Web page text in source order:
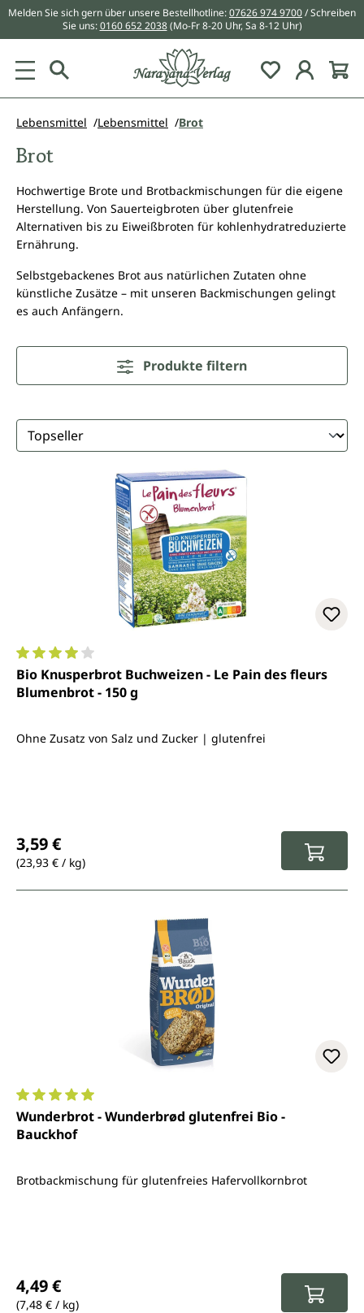
springen
Melden Sie sich gern über unsere Bestellhotline:07626 974 9700/ Schreiben
Sie uns:0160 652 2038 (Mo-Fr 8-20 Uhr, Sa 8-12 Uhr)
Du hast 0
Lebensmittel Lebensmittel Brot
Brot
Hochwertige Brote und Brotbackmischungen für die eigene
Herstellung. Von Sauerteigbroten über glutenfreie
Alternativen bis zu Eiweißbroten für kohlenhydratreduzierte
Ernährung.
Selbstgebackenes Brot aus natürlichen Zutaten ohne
künstliche Zusätze – mit unseren Backmischungen gelingt
es auch Anfängern.
Produkte filtern
Durchschnittliche Bewertung von 3.9 von 5 Sternen
Bio Knusperbrot Buchweizen - Le Pain des fleurs
Blumenbrot - 150 g
Ohne Zusatz von Salz und Zucker | glutenfrei
3,59 €
(23,93 € / kg)
Durchschnittliche Bewertung von 5 von 5 Sternen
Wunderbrot - Wunderbrød glutenfrei Bio -
Bauckhof
Brotbackmischung für glutenfreies Hafervollkornbrot
4,49 €
(7,48 € / kg)